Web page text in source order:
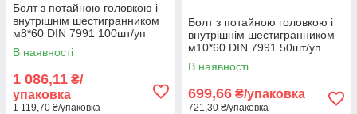
Болт з потайною головкою і
внутрішнім шестигранником
м8*60 DIN 7991 100шт/уп
В наявності
1 086,11 ₴/
упаковка
1 119,70 ₴/упаковка
Болт з потайною головкою і
внутрішнім шестигранником
м10*60 DIN 7991 50шт/уп
В наявності
699,66 ₴/упаковка
721,30 ₴/упаковка